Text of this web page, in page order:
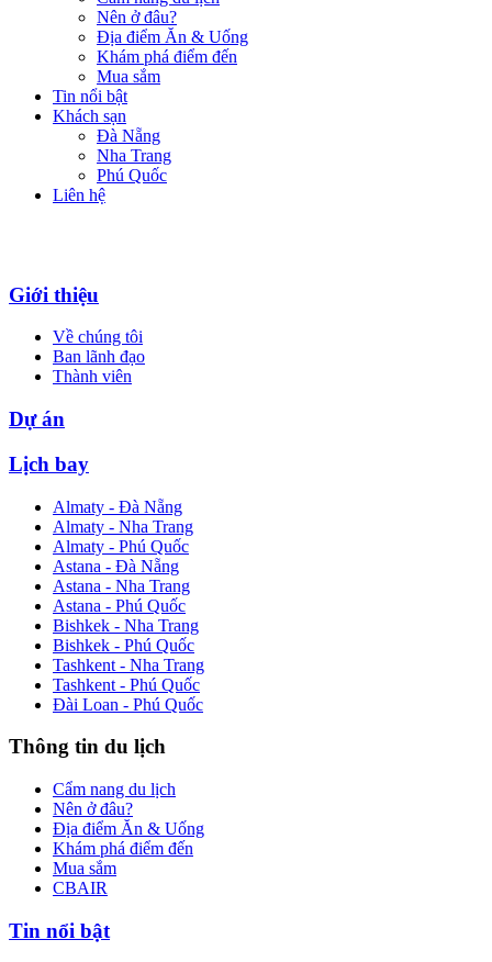
Nên ở đâu?
Địa điểm Ăn & Uống
Khám phá điểm đến
Mua sắm
Tin nổi bật
Khách sạn
Đà Nẵng
Nha Trang
Phú Quốc
Liên hệ
Giới thiệu
Về chúng tôi
Ban lãnh đạo
Thành viên
Dự án
Lịch bay
Almaty - Đà Nẵng
Almaty - Nha Trang
Almaty - Phú Quốc
Astana - Đà Nẵng
Astana - Nha Trang
Astana - Phú Quốc
Bishkek - Nha Trang
Bishkek - Phú Quốc
Tashkent - Nha Trang
Tashkent - Phú Quốc
Đài Loan - Phú Quốc
Thông tin du lịch
Cẩm nang du lịch
Nên ở đâu?
Địa điểm Ăn & Uống
Khám phá điểm đến
Mua sắm
CBAIR
Tin nổi bật